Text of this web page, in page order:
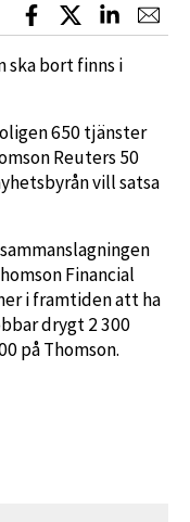
Dela på Facebook
Dela på XDela på
ska bort finns i
650 tjänster
Reuters 50
vill satsa
Financial
i framtiden att ha
drygt 2 300
på Thomson.